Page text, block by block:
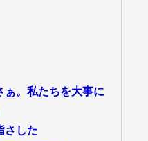
ぁ。私たちを大事に
さした